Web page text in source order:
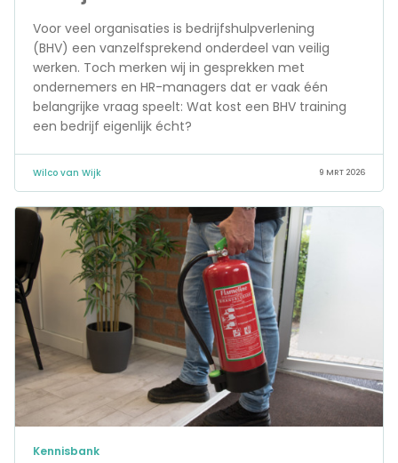
Voor veel organisaties is bedrijfshulpverlening
(BHV) een vanzelfsprekend onderdeel van veilig
werken. Toch merken wij in gesprekken met
ondernemers en HR-managers dat er vaak één
belangrijke vraag speelt: Wat kost een BHV training
een bedrijf eigenlijk écht?
Wilco van Wijk 9 MRT 2026
Kennisbank